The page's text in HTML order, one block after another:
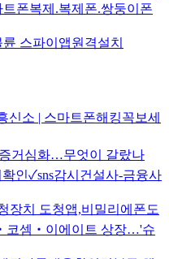
폰복제.복제폰.쌍둥이폰
스파이앱원격설치
신소 | 스마트폰해킹꼭보세
거심화…무엇이 갈랐나
인✓sns감시건설사-금융사
장치 도청앱,비밀리에폰도
코셈‧이에이트 상장…'슈